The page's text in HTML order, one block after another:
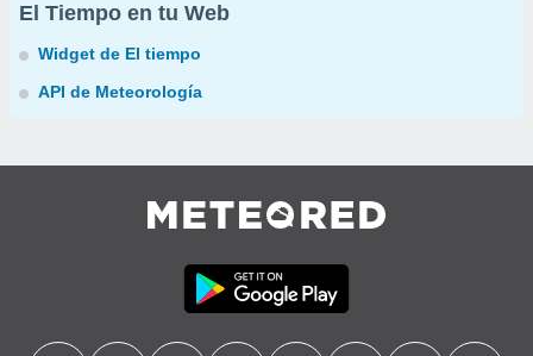
El Tiempo en tu Web
Widget de El tiempo
API de Meteorología